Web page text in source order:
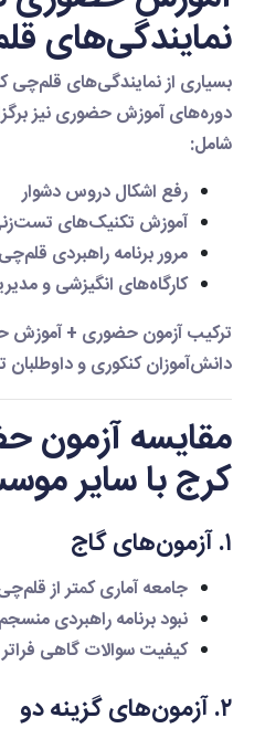
نمایندگی‌های
بسیاری از نمایندگی‌های قلم‌چی کرج
دوره‌های آموزش حضوری نیز برگزار
شامل:
رفع اشکال دروس دشوار
آموزش تکنیک‌های تست‌زنی
مرور برنامه راهبردی قلم‌چی
کارگاه‌های انگیزشی و مدیریت
ترکیبآزمون حضوری + آموزش
دانش‌آموزان کنکوری و داوطلبان
مقایسه آزمون
کرج با سایر
جامعه آماری کمتر از قلم‌چی
نبود برنامه راهبردی منسجم
کیفیت سوالات گاهی فراتر از